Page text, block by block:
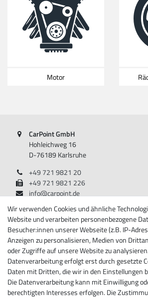
Motor
CarPoint GmbH
Hohleichweg 16
D-76189 Karlsruhe
+49 721 9821 20
+49 721 9821 226
info@carpoint.de
Informationen
Über Carpoint
Impressum
Daten­schutz­erklärung
Wir verwenden Cookies und ähnliche
Website und verarbeiten personenbezogene
Besucher:innen unserer Webseite (z.B. IP-
Anzeigen zu personalisieren, Medien von
oder Zugriffe auf unsere Website zu
Datenverarbeitung erfolgt erst durch gesetzte
Daten mit Dritten, die wir in den Einstellungen
Die Datenverarbeitung kann mit Einwilligung
berechtigten Interesses erfolgen. Die